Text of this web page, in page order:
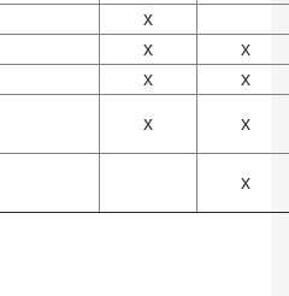
x
x
x
x x
x x
x